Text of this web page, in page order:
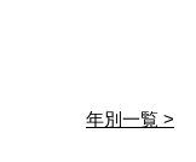
年別一覧 >